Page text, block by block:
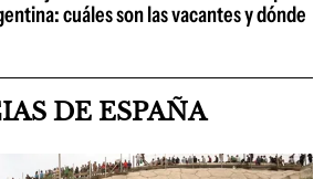
cuáles son las vacantes y dónde
DE ESPAÑA